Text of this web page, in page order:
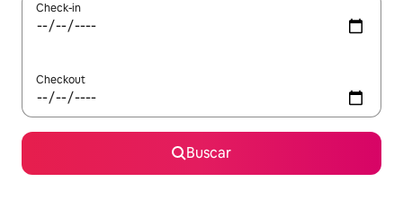
Check-in
Checkout
Buscar